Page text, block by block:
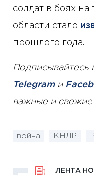
солдат в боях
области стало
прошлого года.
Подписывайтесь
Telegramи
важные и
война КНДР
ЛЕНТА